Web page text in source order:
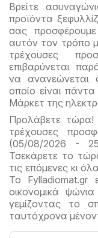
Βρείτε
προϊόντα
σας
αυτόν τον τρόπο
τρέχουσες
επιβαρύνεται
να ανανεώνεται
οποίο είναι
Μάρκετ της
Προλάβετε τώρα!
τρέχουσες
(05/08/2026 -
Τσεκάρετε το
τις επόμενες κι
Το Fylladiomat.gr
οικονομικά
γεμίζοντας το
ταυτόχρονα